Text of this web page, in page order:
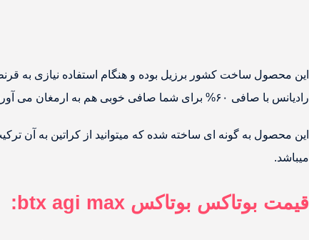
این محصول ساخت کشور برزیل بوده و هنگام استفاده نیازی به قرنطینه ندارد و همچنین با ماندگاری بالای
رادیانس با صافی ۶۰% برای شما صافی خوبی هم به ارمغان می آورد و احیای ۱۰۰% برای شما ایجاد میکند.
میباشد.
قیمت بوتاکس بوتاکس btx agi max: